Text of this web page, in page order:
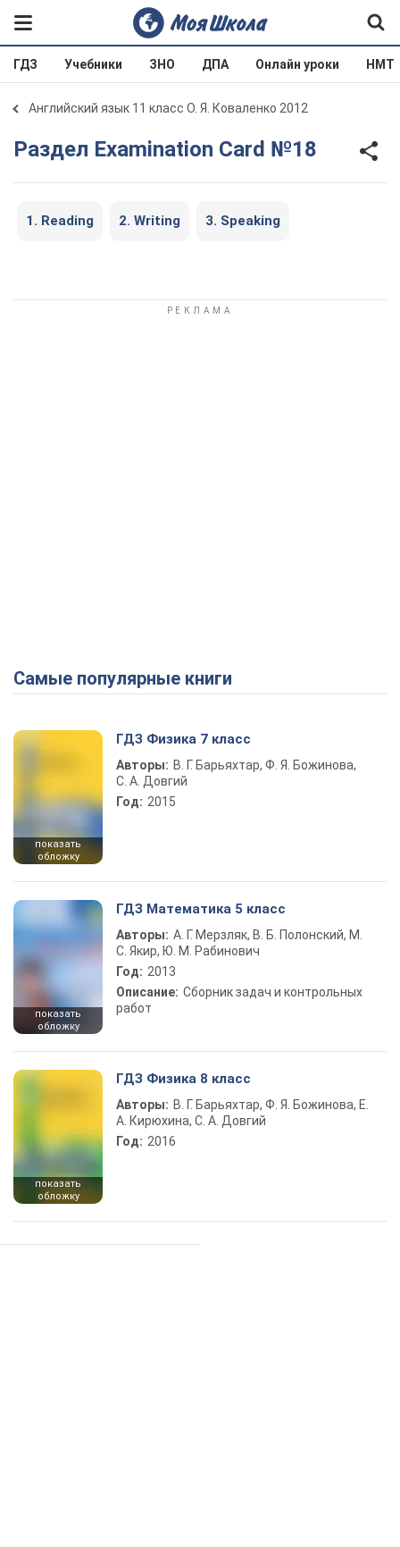
ГДЗ Учебники ЗНО ДПА Онлайн уроки НМТ
Английский язык 11 класс О. Я. Коваленко 2012
Раздел Examination Card №18
1. Reading 2. Writing 3. Speaking
Самые популярные книги
показать
обложку
ГДЗ Физика 7 класс
Авторы: В. Г. Барьяхтар, Ф. Я. Божинова,
С. А. Довгий
Год: 2015
показать
обложку
ГДЗ Математика 5 класс
Авторы: А. Г. Мерзляк, В. Б. Полонский, М.
С. Якир, Ю. М. Рабинович
Год: 2013
Описание: Сборник задач и контрольных
работ
показать
обложку
ГДЗ Физика 8 класс
Авторы: В. Г. Барьяхтар, Ф. Я. Божинова, Е.
А. Кирюхина, С. А. Довгий
Год: 2016